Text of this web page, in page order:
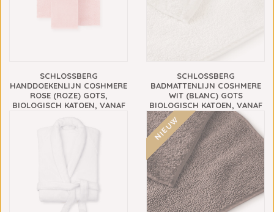
SCHLOSSBERG
HANDDOEKENLIJN COSHMERE
ROSE (ROZE) GOTS,
BIOLOGISCH KATOEN, VANAF
SCHLOSSBERG
BADMATTENLIJN COSHMERE
WIT (BLANC) GOTS
BIOLOGISCH KATOEN, VANAF
€69,90
NIEUW